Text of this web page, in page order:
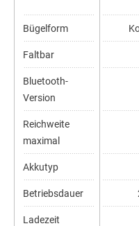
Bügelform
Faltbar
Bluetooth-
Version
Reichweite
maximal
Akkutyp
Betriebsdauer
Ladezeit